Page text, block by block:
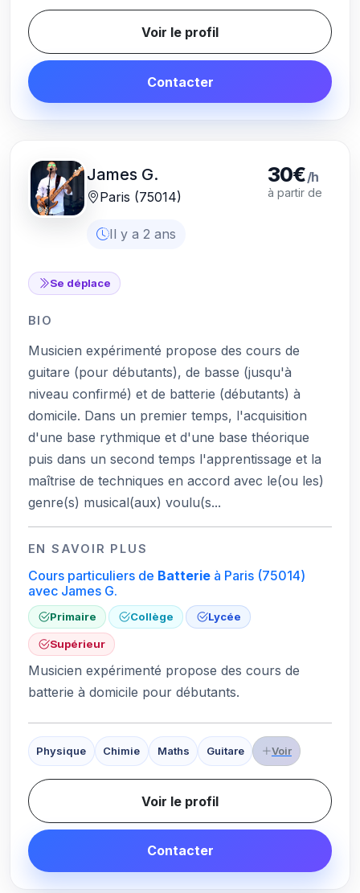
Voir le profil
Contacter
James G.
Paris (75014)
Il y a 2 ans
30€/h
à partir de
Se déplace
BIO
Musicien expérimenté propose des cours de
guitare (pour débutants), de basse (jusqu'à
niveau confirmé) et de batterie (débutants) à
domicile. Dans un premier temps, l'acquisition
d'une base rythmique et d'une base théorique
puis dans un second temps l'apprentissage et la
maîtrise de techniques en accord avec le(ou les)
genre(s) musical(aux) voulu(s...
EN SAVOIR PLUS
Cours particuliers de Batterieà Paris (75014)
avec James G.
Primaire Collège Lycée
Supérieur
Musicien expérimenté propose des cours de
batterie à domicile pour débutants.
Physique Chimie Maths Guitare Voir
Voir le profil
Contacter